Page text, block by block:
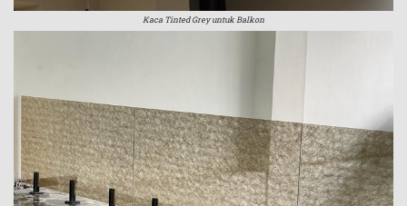
Kaca Tinted Grey untuk Balkon